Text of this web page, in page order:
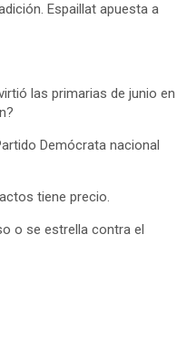
Espaillat apuesta a
las primarias de junio en
Demócrata nacional
tiene precio.
o se estrella contra el